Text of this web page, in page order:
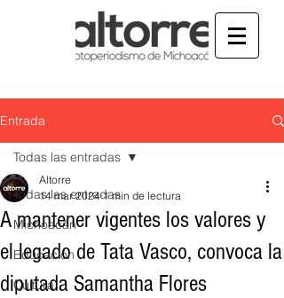
Entrada
Todas las entradas
Michoacán
Educación
Cultura
Todas las entradas
A mantener vigentes los valores y
el legado de Tata Vasco, convoca la
diputada Samantha Flores
Altorre
14 mar 2024 1 min de lectura